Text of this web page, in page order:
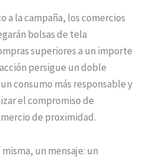
a la campaña, los comercios
bolsas de tela
superiores a un importe
persigue un doble
consumo más responsable y
el compromiso de
de proximidad.
un mensaje: un